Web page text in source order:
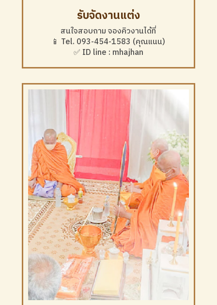
รับจัดงานแต่ง
สนใจสอบถาม จองคิวงานได้ที่
📱 Tel. 093-454-1583 (คุณแนน)
✅ ID line : mhajhan